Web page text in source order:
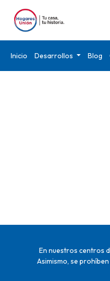
Inicio Desarrollos Blog
En nuestros centros
Asimismo, se